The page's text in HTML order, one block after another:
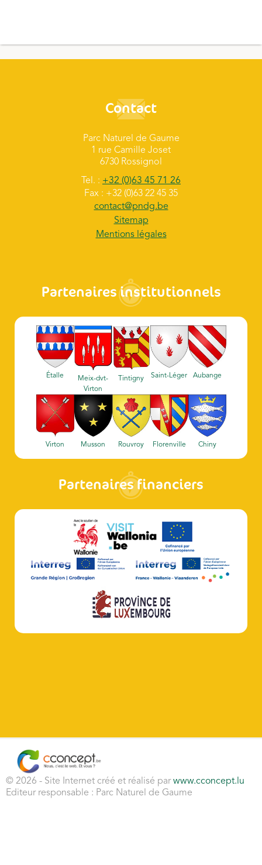
Contact
Parc Naturel de Gaume
1 rue Camille Joset
6730 Rossignol
Tel. : +32 (0)63 45 71 26
Fax : +32 (0)63 22 45 35
contact@pndg.be
Sitemap
Mentions légales
Partenaires institutionnels
Étalle
Meix-dvt-
Virton
Tintigny Saint-Léger Aubange
Virton Musson Rouvroy Florenville Chiny
Partenaires financiers
© 2026 - Site Internet créé et réalisé parwww.cconcept.lu
Editeur responsable : Parc Naturel de Gaume